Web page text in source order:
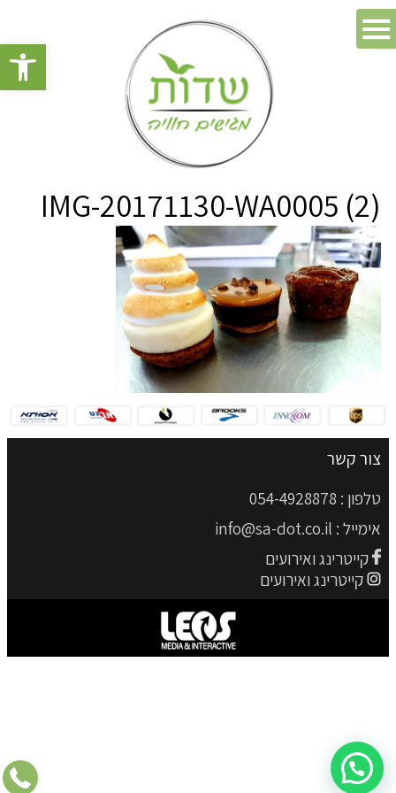
פתח
IMG-20171130-WA0005 (2)
צור קשר
טלפון : 054-4928878
אימייל : info@sa-dot.co.il
קייטרינג ואירועים
קייטרינג ואירועים